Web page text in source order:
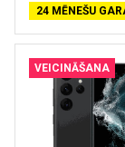
24 MĒNEŠU
VEICINĀŠANA